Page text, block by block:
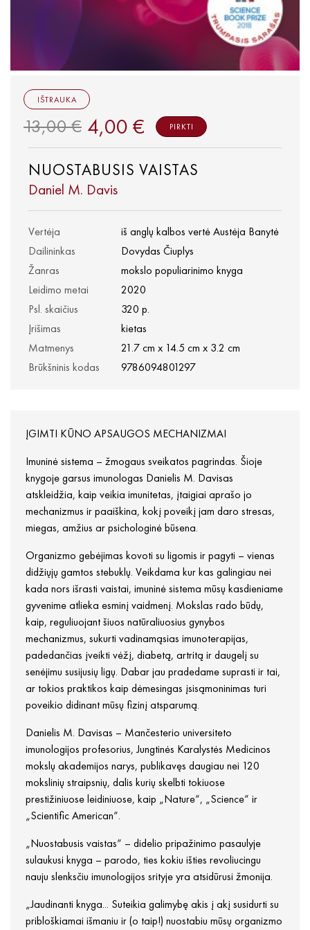
NUOSTABUSIS VAISTAS
Daniel M. Davis
Vertėja
iš anglų kalbos vertė Austėja Banytė
Dailininkas
Dovydas Čiuplys
Žanras
mokslo populiarinimo knyga
Leidimo metai
2020
Psl. skaičius
320 p.
Įrišimas
kietas
Matmenys
21.7 cm x 14.5 cm x 3.2 cm
Brūkšninis kodas
9786094801297
IŠTRAUKA
13,00 € 4,00 € PIRKTI
ĮGIMTI KŪNO APSAUGOS MECHANIZMAI
Imuninė sistema – žmogaus sveikatos pagrindas. Šioje
knygoje garsus imunologas Danielis M. Davisas
atskleidžia, kaip veikia imunitetas, įtaigiai aprašo jo
mechanizmus ir paaiškina, kokį poveikį jam daro stresas,
miegas, amžius ar psichologinė būsena.
Organizmo gebėjimas kovoti su ligomis ir pagyti – vienas
didžiųjų gamtos stebuklų. Veikdama kur kas galingiau nei
kada nors išrasti vaistai, imuninė sistema mūsų kasdieniame
gyvenime atlieka esminį vaidmenį. Mokslas rado būdų,
kaip, reguliuojant šiuos natūraliuosius gynybos
mechanizmus, sukurti vadinamąsias imunoterapijas,
padedančias įveikti vėžį, diabetą, artritą ir daugelį su
senėjimu susijusių ligų. Dabar jau pradedame suprasti ir tai,
ar tokios praktikos kaip dėmesingas įsisąmoninimas turi
poveikio didinant mūsų fizinį atsparumą.
Danielis M. Davisas – Mančesterio universiteto
imunologijos profesorius, Jungtinės Karalystės Medicinos
mokslų akademijos narys, publikavęs daugiau nei 120
mokslinių straipsnių, dalis kurių skelbti tokiuose
prestižiniuose leidiniuose, kaip „Nature“, „Science“ ir
„Scientific American“.
„Nuostabusis vaistas“ – didelio pripažinimo pasaulyje
sulaukusi knyga – parodo, ties kokiu išties revoliucingu
nauju slenksčiu imunologijos srityje yra atsidūrusi žmonija.
„Jaudinanti knyga... Suteikia galimybę akis į akį susidurti su
pribloškiamai išmaniu ir (o taip!) nuostabiu mūsų organizmo